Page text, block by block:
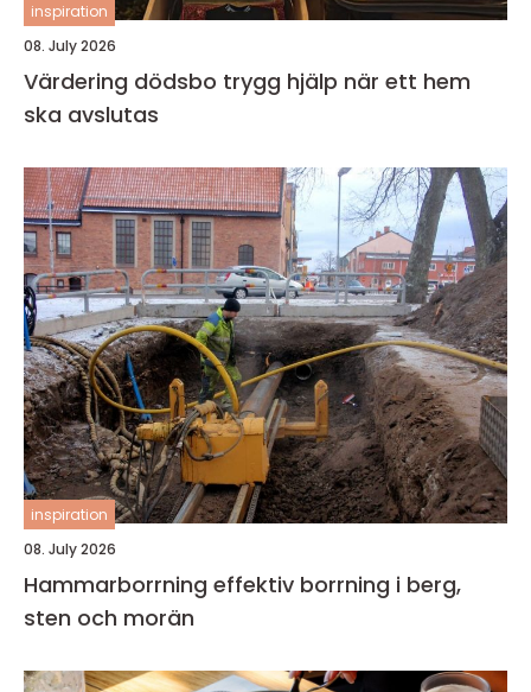
inspiration
08. July 2026
Värdering dödsbo trygg hjälp när ett hem
ska avslutas
inspiration
08. July 2026
Hammarborrning effektiv borrning i berg,
sten och morän